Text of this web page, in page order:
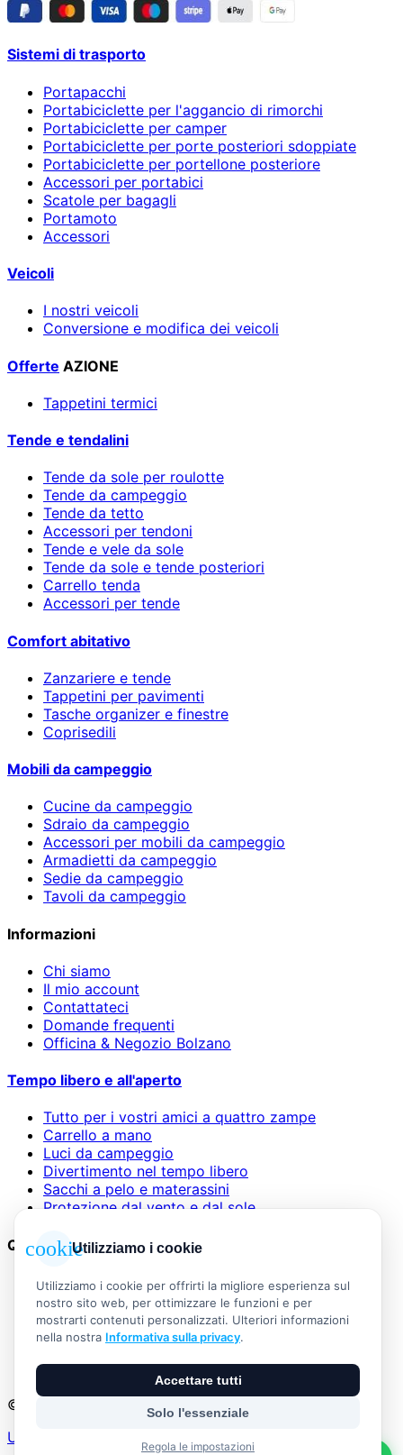
Sistemi di trasporto
Portapacchi
Portabiciclette per l'aggancio di rimorchi
Portabiciclette per camper
Portabiciclette per porte posteriori sdoppiate
Portabiciclette per portellone posteriore
Accessori per portabici
Scatole per bagagli
Portamoto
Accessori
Veicoli
I nostri veicoli
Conversione e modifica dei veicoli
Offerte AZIONE
Tappetini termici
Tende e tendalini
Tende da sole per roulotte
Tende da campeggio
Tende da tetto
Accessori per tendoni
Tende e vele da sole
Tende da sole e tende posteriori
Carrello tenda
Accessori per tende
Comfort abitativo
Zanzariere e tende
Tappetini per pavimenti
Tasche organizer e finestre
Coprisedili
Mobili da campeggio
Cucine da campeggio
Sdraio da campeggio
Accessori per mobili da campeggio
Armadietti da campeggio
Sedie da campeggio
Tavoli da campeggio
Informazioni
Chi siamo
Il mio account
Contattateci
Domande frequenti
Officina & Negozio Bolzano
Tempo libero e all'aperto
Tutto per i vostri amici a quattro zampe
Carrello a mano
Luci da campeggio
Divertimento nel tempo libero
Sacchi a pelo e materassini
Protezione dal vento e dal sole
Questioni legali
AGB
Informazioni legali
Informativa sulla privacy
Widerrufsbelehrung
Vertrag widerrufen
© 2026 Outdoor Living Alle Rechte vorbehalten
Umsetzung:
cookieUtilizziamo i cookie
Utilizziamo i cookie per offrirti la migliore esperienza sul
nostro sito web, per ottimizzare le funzioni e per
mostrarti contenuti personalizzati. Ulteriori informazioni
nella nostra Informativa sulla privacy.
Accettare tutti
Solo l'essenziale
Regola le impostazioni